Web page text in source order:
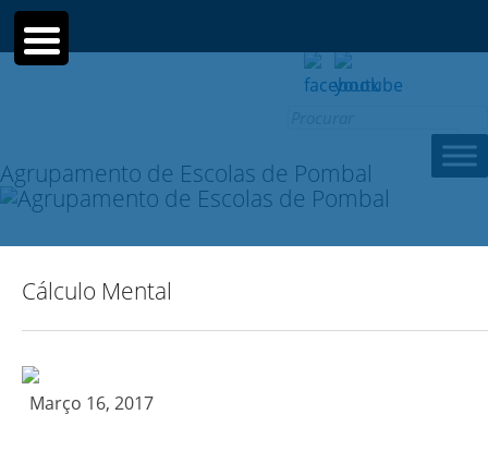
Agrupamento de Escolas de Pombal
Cálculo Mental
Março 16, 2017